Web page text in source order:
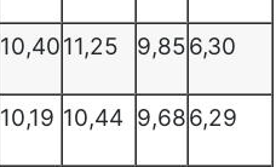
10,4011,25 9,856,30
10,19 10,44 9,686,29